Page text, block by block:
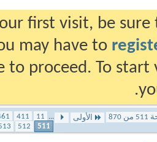
first visit, be
may have to
to proceed. To
870 الأولى ...
11
411
511
512